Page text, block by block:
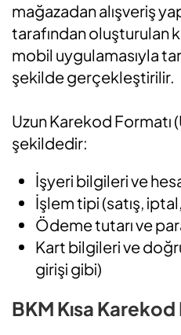
mağazadan alışveriş
tarafından oluşturulan
mobil uygulamasıyla
şekilde gerçekleştirilir.
Uzun Karekod Formatı
şekildedir:
İşyeri bilgileri ve
İşlem tipi (satış,
Ödeme tutarı ve
Kart bilgileri ve
girişi gibi)
BKM Kısa